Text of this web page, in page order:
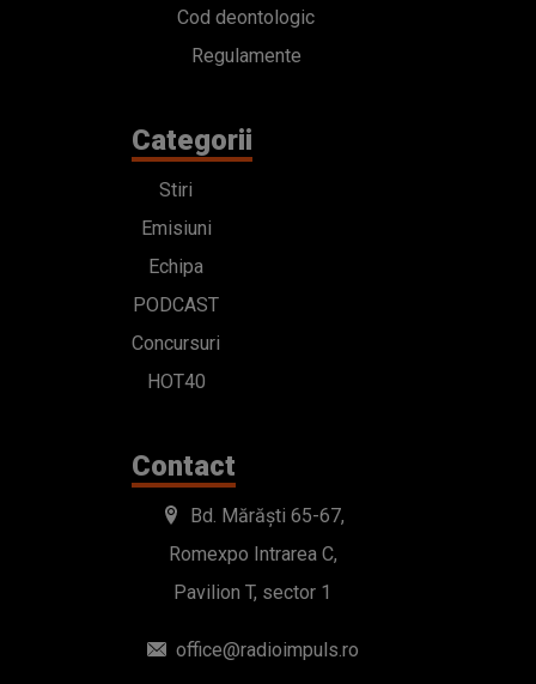
Cod deontologic
Regulamente
Categorii
Stiri
Emisiuni
Echipa
PODCAST
Concursuri
HOT40
Contact
Bd. Mărăști 65-67,
Romexpo Intrarea C,
Pavilion T, sector 1
office@radioimpuls.ro